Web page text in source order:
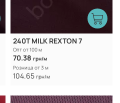
240T MILK REXTON 7
Опт от 100 м
70.38 грн/м
Розница от 3 м
104.65 грн/м